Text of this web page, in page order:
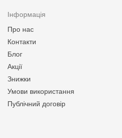
Інформація
Про нас
Контакти
Блог
Акції
Знижки
Умови використання
Публічний договір